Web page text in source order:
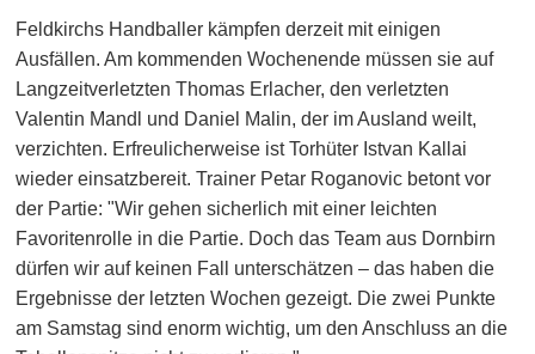
Feldkirchs Handballer kämpfen derzeit mit einigen
Ausfällen. Am kommenden Wochenende müssen sie auf
Langzeitverletzten Thomas Erlacher, den verletzten
Valentin Mandl und Daniel Malin, der im Ausland weilt,
verzichten. Erfreulicherweise ist Torhüter Istvan Kallai
wieder einsatzbereit. Trainer Petar Roganovic betont vor
der Partie: "Wir gehen sicherlich mit einer leichten
Favoritenrolle in die Partie. Doch das Team aus Dornbirn
dürfen wir auf keinen Fall unterschätzen – das haben die
Ergebnisse der letzten Wochen gezeigt. Die zwei Punkte
am Samstag sind enorm wichtig, um den Anschluss an die